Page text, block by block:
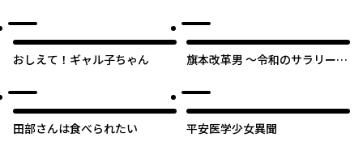
おしえて！ギャル子ちゃん
旗本改革男 ～令和のサラリーマ
世直し～
田部さんは食べられたい 平安医学少女異聞